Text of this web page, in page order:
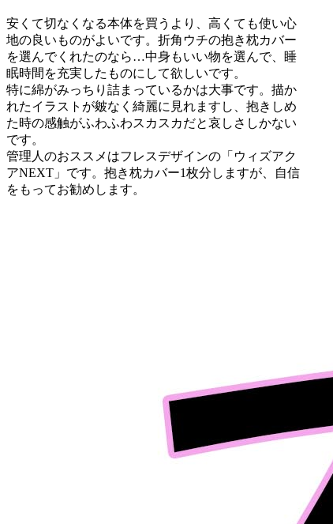
安くて切なくなる本体を買うより、高くても使い心
地の良いものがよいです。折角ウチの抱き枕カバー
を選んでくれたのなら…中身もいい物を選んで、睡
眠時間を充実したものにして欲しいです。
特に綿がみっちり詰まっているかは大事です。描か
れたイラストが皴なく綺麗に見れますし、抱きしめ
た時の感触がふわふわスカスカだと哀しさしかない
です。
管理人のおススメはフレスデザインの「ウィズアク
アNEXT」です。抱き枕カバー1枚分しますが、自信
をもってお勧めします。